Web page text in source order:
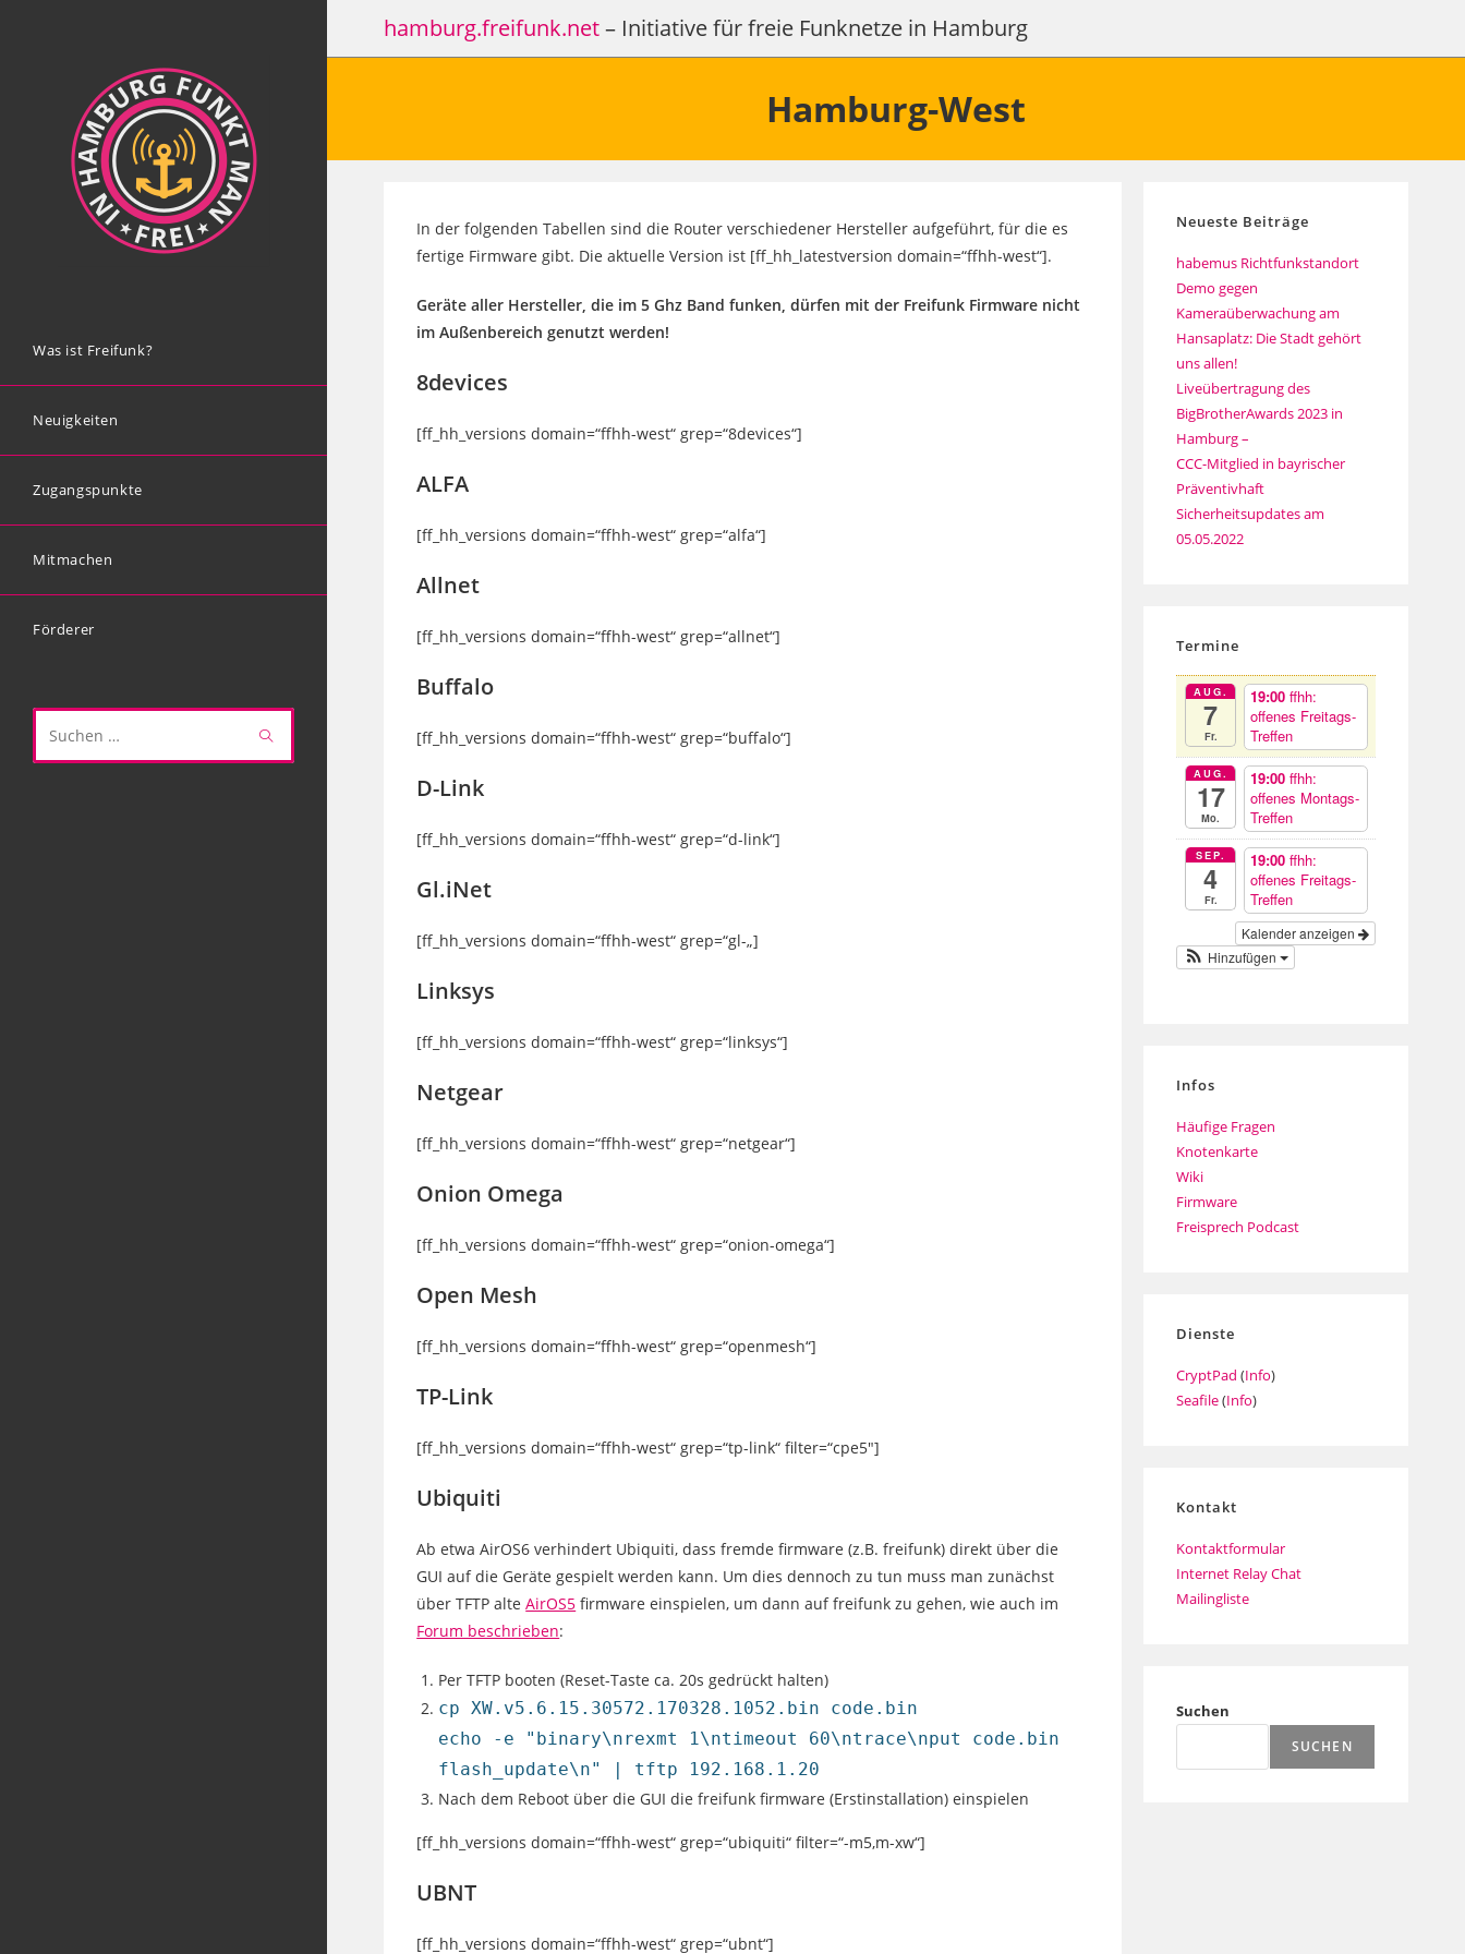
hamburg.freifunk.net– Initiative für freie Funknetze in Hamburg
Was ist Freifunk?
Neuigkeiten
Zugangspunkte
Mitmachen
Förderer
Diese
Hamburg-West
In der folgenden Tabellen sind die Router verschiedener Hersteller aufgeführt, für die es
fertige Firmware gibt. Die aktuelle Version ist [ff_hh_latestversion domain=“ffhh-west“].
Geräte aller Hersteller, die im 5 Ghz Band funken, dürfen mit der Freifunk Firmware nicht
im Außenbereich genutzt werden!
8devices
[ff_hh_versions domain=“ffhh-west“ grep=“8devices“]
ALFA
[ff_hh_versions domain=“ffhh-west“ grep=“alfa“]
Allnet
[ff_hh_versions domain=“ffhh-west“ grep=“allnet“]
Buffalo
[ff_hh_versions domain=“ffhh-west“ grep=“buffalo“]
D-Link
[ff_hh_versions domain=“ffhh-west“ grep=“d-link“]
Gl.iNet
[ff_hh_versions domain=“ffhh-west“ grep=“gl-„]
Linksys
[ff_hh_versions domain=“ffhh-west“ grep=“linksys“]
Netgear
[ff_hh_versions domain=“ffhh-west“ grep=“netgear“]
Onion Omega
[ff_hh_versions domain=“ffhh-west“ grep=“onion-omega“]
Open Mesh
[ff_hh_versions domain=“ffhh-west“ grep=“openmesh“]
TP-Link
[ff_hh_versions domain=“ffhh-west“ grep=“tp-link“ filter=“cpe5″]
Ubiquiti
Ab etwa AirOS6 verhindert Ubiquiti, dass fremde firmware (z.B. freifunk) direkt über die
GUI auf die Geräte gespielt werden kann. Um dies dennoch zu tun muss man zunächst
über TFTP alteAirOS5 firmware einspielen, um dann auf freifunk zu gehen, wie auch im
Forum beschrieben:
Per TFTP booten (Reset-Taste ca. 20s gedrückt halten)
cp XW.v5.6.15.30572.170328.1052.bin code.bin
echo -e "binary\nrexmt 1\ntimeout 60\ntrace\nput code.bin
flash_update\n" | tftp 192.168.1.20
Nach dem Reboot über die GUI die freifunk firmware (Erstinstallation) einspielen
[ff_hh_versions domain=“ffhh-west“ grep=“ubiquiti“ filter=“-m5,m-xw“]
UBNT
[ff_hh_versions domain=“ffhh-west“ grep=“ubnt“]
Neueste Beiträge
habemus Richtfunkstandort
Demo gegen
Kameraüberwachung am
Hansaplatz: Die Stadt gehört
uns allen!
Liveübertragung des
BigBrotherAwards 2023 in
Hamburg –
CCC-Mitglied in bayrischer
Präventivhaft
Sicherheitsupdates am
05.05.2022
Termine
AUG.
7
Fr.
19:00ffhh:
offenes Freitags-
Treffen
AUG.
17
Mo.
19:00ffhh:
offenes Montags-
Treffen
SEP.
4
Fr.
19:00ffhh:
offenes Freitags-
Treffen
Kalender anzeigen
Hinzufügen
Infos
Häufige Fragen
Knotenkarte
Wiki
Firmware
Freisprech Podcast
Dienste
CryptPad (Info)
Seafile(Info)
Kontakt
Kontaktformular
Internet Relay Chat
Mailingliste
Suchen
SUCHEN